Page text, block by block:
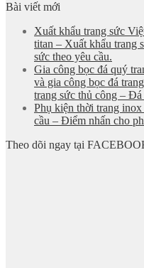
Bài viết mới
Xuất khẩu trang sức
titan – Xuất khẩu trang
sức theo yêu cầu.
Gia công bọc đá quý
và gia công bọc đá
trang sức thủ công –
Phụ kiện thời trang
cầu – Điểm nhấn cho
Theo dõi ngay tại